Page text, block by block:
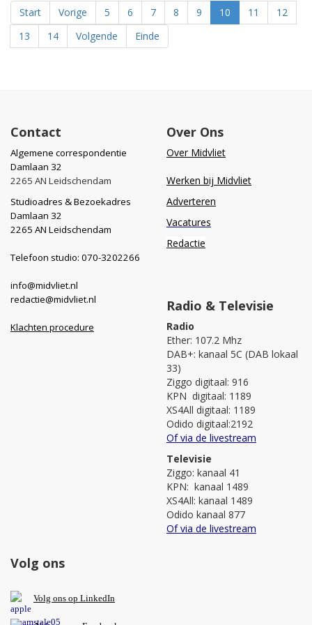
Start Vorige 5 6 7 8 9 10 11
12
13
14 Volgende Einde
Contact
Algemene correspondentie
Damlaan 32
2265 AN Leidschendam
Studioadres & Bezoekadres
Damlaan 32
2265 AN Leidschendam
Telefoon studio: 070-3202266
info@midvliet.nl
redactie@midvliet.nl
Klachten procedure
Over Ons
Over Midvliet
Werken bij Midvliet
Adverteren
Vacatures
Redactie
Radio & Televisie
Radio
Ether: 107.2 Mhz
DAB+: kanaal 5C (DAB lokaal
33)
Ziggo digitaal: 916
KPN digitaal: 1189
XS4All digitaal: 1189
Odido digitaal:2192
Of via de livestream
Televisie
Ziggo: kanaal 41
KPN: kanaal 1489
XS4All: kanaal 1489
Odido kanaal 877
Of via de livestream
Volg ons
Volg ons op LinkedIn